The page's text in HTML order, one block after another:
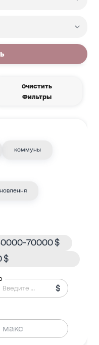
Очистить
Фильтры
коммуны
70000 $
$
$